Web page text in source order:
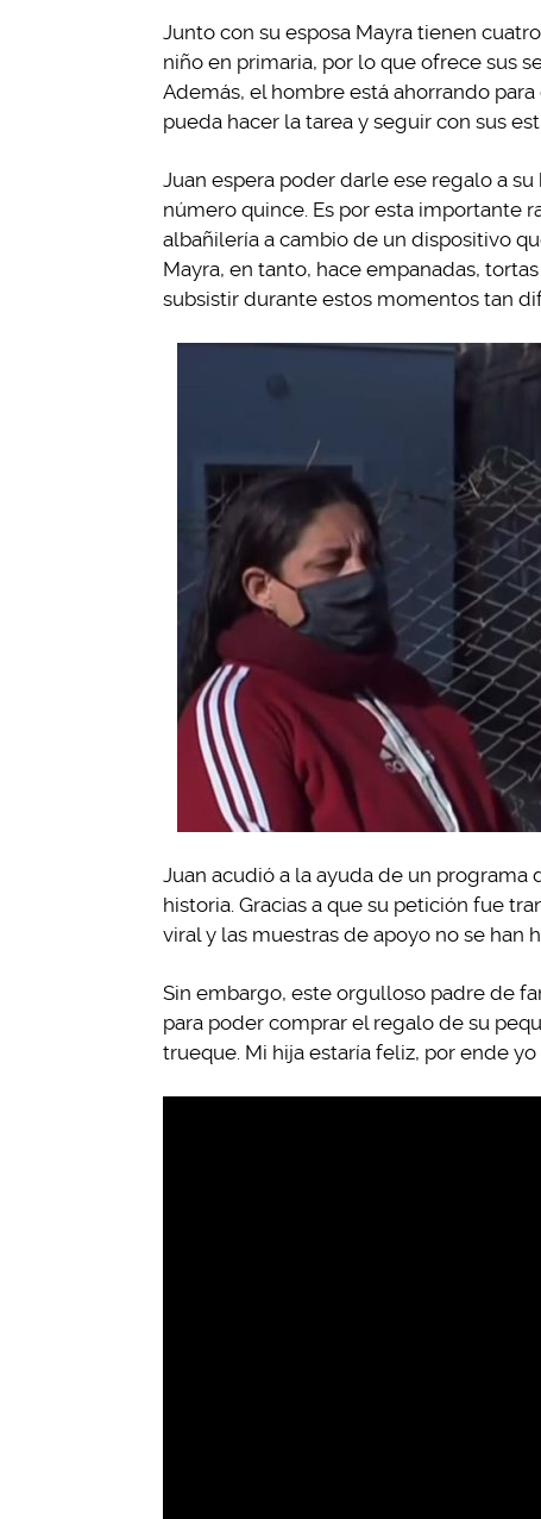
Junto con su esposa Mayra tienen
niño en primaria, por lo que ofrece sus
Además, el hombre está ahorrando
pueda hacer la tarea y seguir con sus
Juan espera poder darle ese regalo a
número quince. Es por esta importante
albañilería a cambio de un dispositivo
Mayra, en tanto, hace empanadas,
subsistir durante estos momentos tan
Juan acudió a la ayuda de un programa
historia. Gracias a que su petición fue
viral y las muestras de apoyo no se han
Sin embargo, este orgulloso padre de
para poder comprar el regalo de su
trueque. Mi hija estaría feliz, por ende